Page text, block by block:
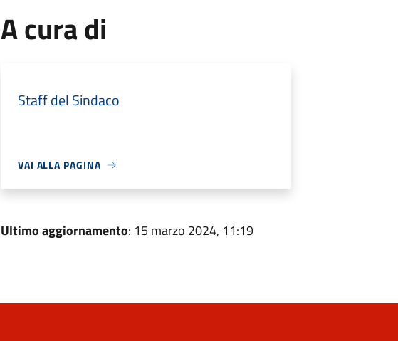
A cura di
Staff del Sindaco
VAI ALLA PAGINA
Ultimo aggiornamento: 15 marzo 2024, 11:19